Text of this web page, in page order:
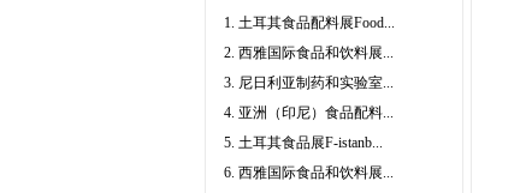
1. 土耳其食品配料展Food...
2. 西雅国际食品和饮料展...
3. 尼日利亚制药和实验室...
4. 亚洲（印尼）食品配料...
5. 土耳其食品展F-istanb...
6. 西雅国际食品和饮料展...